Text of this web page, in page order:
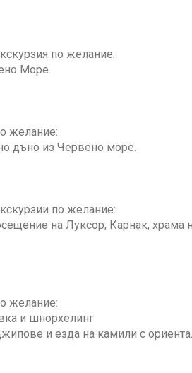
по желание:
Море.
желание:
дъно из Червено море.
по желание:
на Луксор, Карнак, храма
желание:
и шнорхелинг
и езда на камили с